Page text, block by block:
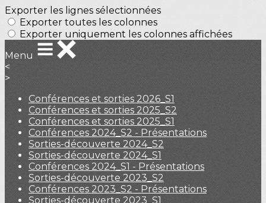
Exporter les lignes sélectionnées
Exporter toutes les colonnes
Exporter uniquement les colonnes affichées
Menu
<
>
Conférences et sorties 2026_S1
Conférences et sorties 2025_S2
Conférences et sorties 2025_S1
Conférences 2024_S2 - Présentations
Sorties-découverte 2024_S2
Sorties-découverte 2024_S1
Conférences 2024_S1 - Présentations
Sorties-découverte 2023_S2
Conférences 2023_S2 - Présentations
Sorties-découverte 2023_S1